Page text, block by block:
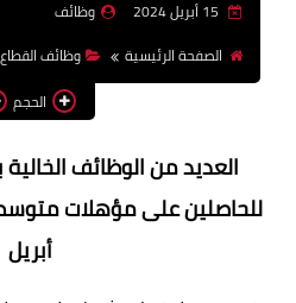
وظائف
الصفحة الرئيسية
وظائف
الحجم
العديد من الوظائف
أبريل